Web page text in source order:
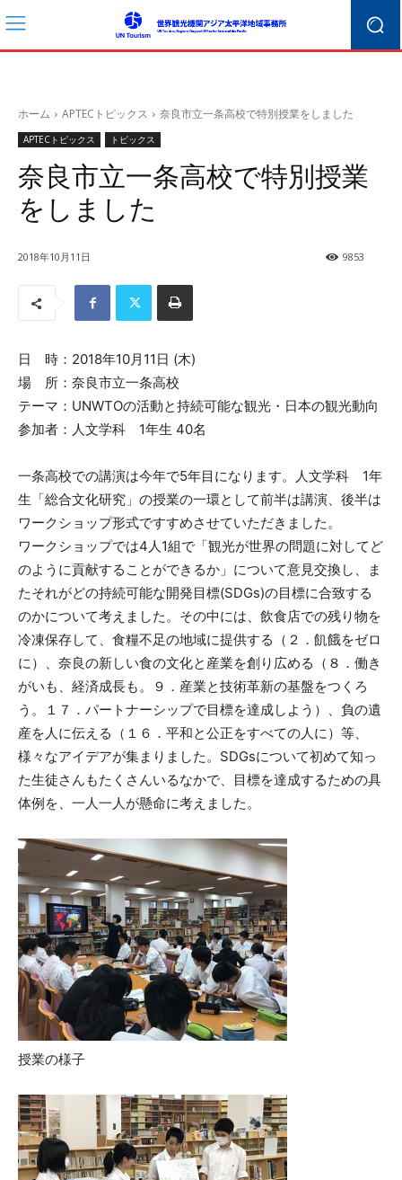
ホーム APTECトピックス 奈良市立一条高校で特別授業をしました
APTECトピックス トピックス
奈良市立一条高校で特別授業
をしました
2018年10月11日 9853
日 時：2018年10月11日 (木)
場 所：奈良市立一条高校
テーマ：UNWTOの活動と持続可能な観光・日本の観光動向
参加者：人文学科 1年生 40名
一条高校での講演は今年で5年目になります。人文学科 1年
生「総合文化研究」の授業の一環として前半は講演、後半は
ワークショップ形式ですすめさせていただきました。
ワークショップでは4人1組で「観光が世界の問題に対してど
のように貢献することができるか」について意見交換し、ま
たそれがどの持続可能な開発目標(SDGs)の目標に合致する
のかについて考えました。その中には、飲食店での残り物を
冷凍保存して、食糧不足の地域に提供する（２．飢餓をゼロ
に）、奈良の新しい食の文化と産業を創り広める（８．働き
がいも、経済成長も。９．産業と技術革新の基盤をつくろ
う。１７．パートナーシップで目標を達成しよう）、負の遺
産を人に伝える（１６．平和と公正をすべての人に）等、
様々なアイデアが集まりました。SDGsについて初めて知っ
た生徒さんもたくさんいるなかで、目標を達成するための具
体例を、一人一人が懸命に考えました。
授業の様子